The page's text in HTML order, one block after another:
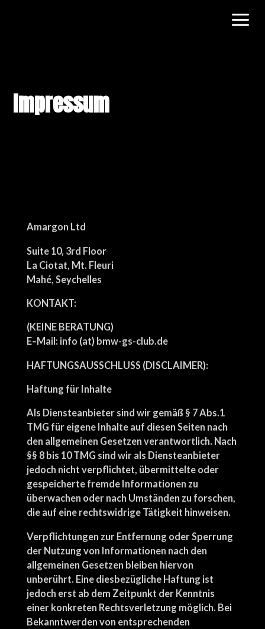
Impressum
Amargon Ltd
Suite 10, 3rd Floor
La Ciotat, Mt. Fleuri
Mahé, Seychelles
KONTAKT:
(KEINE BERATUNG)
E‑Mail: info (at) bmw-gs-club.de
HAFTUNGSAUSSCHLUSS (DISCLAIMER):
Haftung für Inhalte
Als Diensteanbieter sind wir gemäß § 7 Abs.1
TMG für eigene Inhalte auf diesen Seiten nach
den allgemeinen Gesetzen verantwortlich. Nach
§§ 8 bis 10 TMG sind wir als Diensteanbieter
jedoch nicht verpflichtet, übermittelte oder
gespeicherte fremde Informationen zu
überwachen oder nach Umständen zu forschen,
die auf eine rechtswidrige Tätigkeit hinweisen.
Verpflichtungen zur Entfernung oder Sperrung
der Nutzung von Informationen nach den
allgemeinen Gesetzen bleiben hiervon
unberührt. Eine diesbezügliche Haftung ist
jedoch erst ab dem Zeitpunkt der Kenntnis
einer konkreten Rechtsverletzung möglich. Bei
Bekanntwerden von entsprechenden